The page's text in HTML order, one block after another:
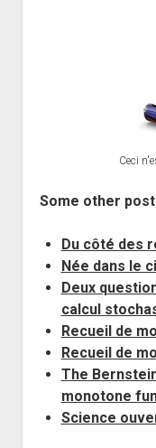
Ceci
Some other
Du côté des
Née dans le
Deux
calcul
Recueil de
Recueil de
The
monotone
Science